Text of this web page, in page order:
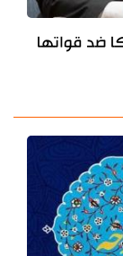
ضد قواتها